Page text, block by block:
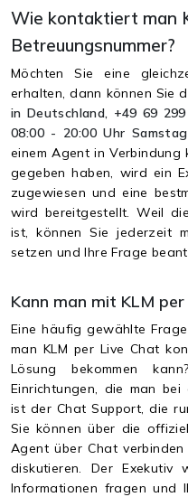
Wie kontaktiert man
Betreuungsnummer?
Möchten Sie eine
erhalten, dann können Sie
in Deutschland, +49 69
08:00 - 20:00 Uhr
einem Agent in Verbindung
gegeben haben, wird ein
zugewiesen und eine
wird bereitgestellt. Weil
ist, können Sie jederzeit
setzen und Ihre Frage
Kann man mit KLM
Eine häufig gewählte
man KLM per Live Chat
Lösung bekommen
Einrichtungen, die man bei
ist der Chat Support, die
Sie können über die
Agent über Chat
diskutieren. Der Exekutiv
Informationen fragen und